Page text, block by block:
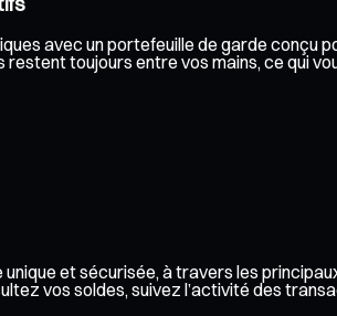
avec un portefeuille de garde conçu
toujours entre vos mains, ce qui
et sécurisée, à travers les
vos soldes, suivez l’activité des